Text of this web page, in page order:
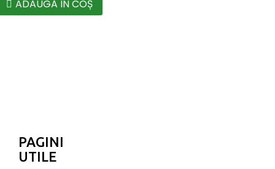
ADAUGĂ ÎN COȘ
PAGINI
UTILE